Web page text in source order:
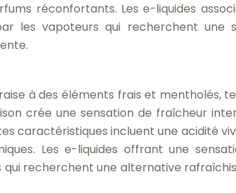
réconfortants. Les e-liquides
les vapoteurs qui recherchent une
à des éléments frais et mentholés,
crée une sensation de fraîcheur
caractéristiques incluent une acidité
Les e-liquides offrant une
recherchent une alternative